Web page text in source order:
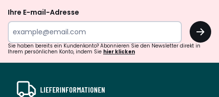
Ihre E-mail-Adresse
OK
Sie haben bereits ein Kundenkonto? Abonnieren Sie den Newsletter direkt in
Ihrem persönlichen Konto, indem Sie hier klicken
LIEFERINFORMATIONEN